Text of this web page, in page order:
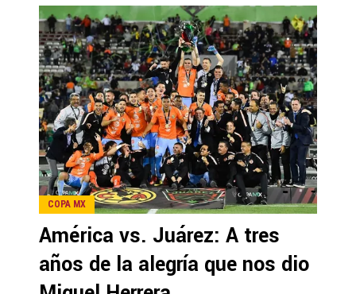
COPA MX
América vs. Juárez: A tres
años de la alegría que nos dio